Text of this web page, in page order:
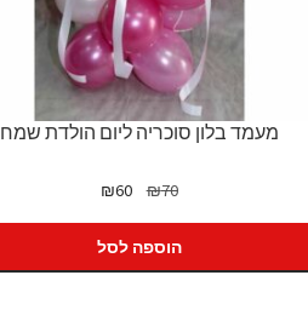
מעמד בלון סוכריה ליום הולדת שמח
₪70
המחיר
היה:
₪70.
₪60
הוא:
₪60.
הוספה לסל